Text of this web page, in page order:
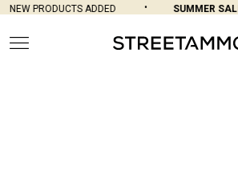
NEW PRODUCTS ADDED SUMMER SALE